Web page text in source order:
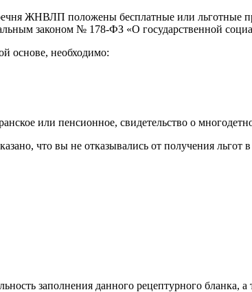
ЖНВЛП положены бесплатные или льготные
законом № 178-ФЗ «О государственной
основе, необходимо:
или пенсионное, свидетельство о
что вы не отказывались от получения
заполнения данного рецептурного бланка,